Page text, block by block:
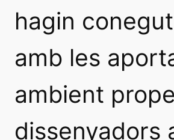
hagin
amb les
ambient
dissenyadors